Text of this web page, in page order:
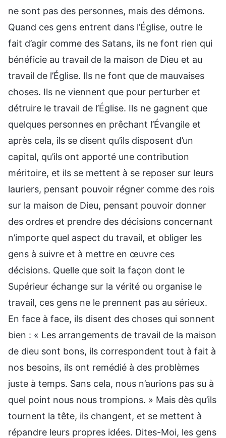
ne sont pas des personnes, mais des démons.
Quand ces gens entrent dans l’Église, outre le
fait d’agir comme des Satans, ils ne font rien qui
bénéficie au travail de la maison de Dieu et au
travail de l’Église. Ils ne font que de mauvaises
choses. Ils ne viennent que pour perturber et
détruire le travail de l’Église. Ils ne gagnent que
quelques personnes en prêchant l’Évangile et
après cela, ils se disent qu’ils disposent d’un
capital, qu’ils ont apporté une contribution
méritoire, et ils se mettent à se reposer sur leurs
lauriers, pensant pouvoir régner comme des rois
sur la maison de Dieu, pensant pouvoir donner
des ordres et prendre des décisions concernant
n’importe quel aspect du travail, et obliger les
gens à suivre et à mettre en œuvre ces
décisions. Quelle que soit la façon dont le
Supérieur échange sur la vérité ou organise le
travail, ces gens ne le prennent pas au sérieux.
En face à face, ils disent des choses qui sonnent
bien : « Les arrangements de travail de la maison
de dieu sont bons, ils correspondent tout à fait à
nos besoins, ils ont remédié à des problèmes
juste à temps. Sans cela, nous n’aurions pas su à
quel point nous nous trompions. » Mais dès qu’ils
tournent la tête, ils changent, et se mettent à
répandre leurs propres idées. Dites-Moi, les gens